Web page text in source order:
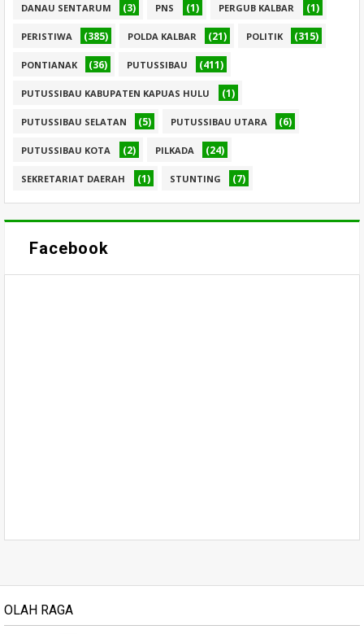
DANAU SENTARUM (3) PNS (1) PERGUB KALBAR (1)
PERISTIWA (385) POLDA KALBAR (21) POLITIK (315)
PONTIANAK (36) PUTUSSIBAU (411)
PUTUSSIBAU KABUPATEN KAPUAS HULU (1)
PUTUSSIBAU SELATAN (5) PUTUSSIBAU UTARA (6)
PUTUSSIBAU KOTA (2) PILKADA (24)
SEKRETARIAT DAERAH (1) STUNTING (7)
Facebook
OLAH RAGA